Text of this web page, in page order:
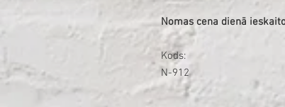
Nomas cena dienā
Kods:
N-912